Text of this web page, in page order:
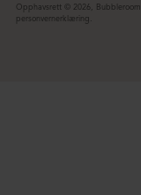
Opphavsrett © 2026, Bubbleroom
personvernerklæring.